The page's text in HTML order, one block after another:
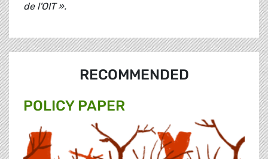
de l'OIT ».
RECOMMENDED
POLICY PAPER